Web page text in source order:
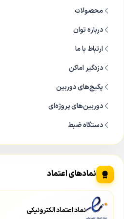
دوربین مدار بسته بولت 5 مگاپیکسلی داهوا DH-HAC-B2A51P
شرکت داهوا (DAHUA)
به عنوان
محصولات
درباره توان
ارتباط با ما
دزدگیر اماکن
پکیج‌های دوربین
دوربین‌های پروژه‌ای
دستگاه ضبط
نمادهای اعتماد
نماد اعتماد الکترونیکی